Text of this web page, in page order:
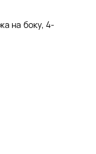
на боку, 4-